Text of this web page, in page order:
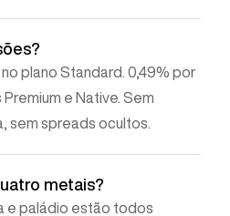
plano Standard. 0,49% por
e Native. Sem
sem spreads ocultos.
metais?
e paládio estão todos